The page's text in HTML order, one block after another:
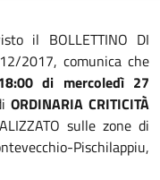
il BOLLETTINO DI
2017, comunica che
di mercoledì 27
ORDINARIA CRITICITÀ
sulle zone di
Pischilappiu,